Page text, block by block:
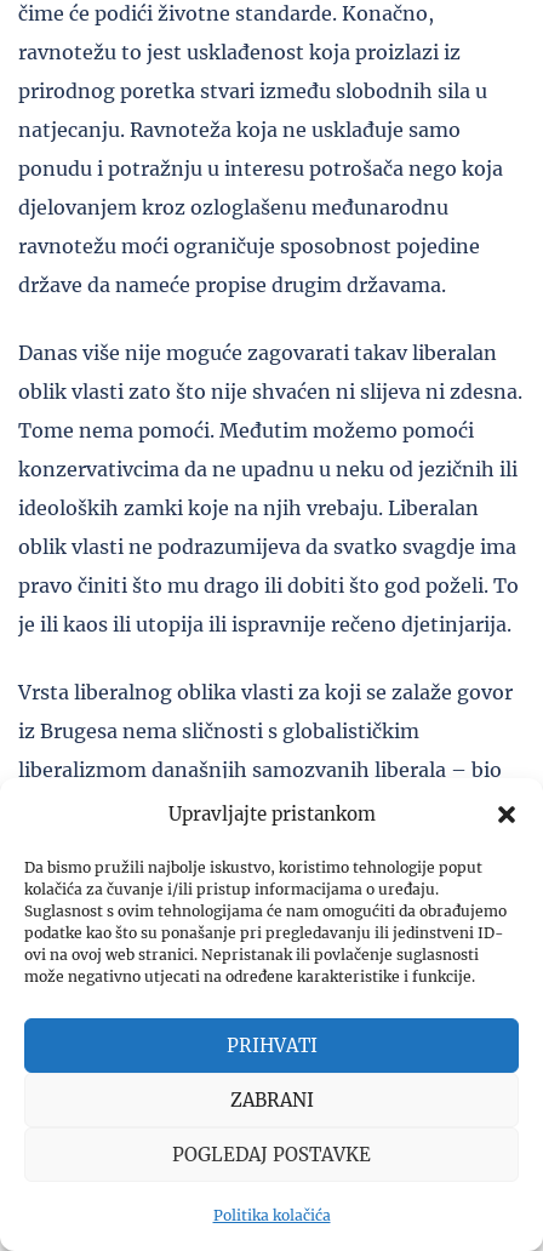
Upravljajte pristankom
Da bismo pružili najbolje iskustvo, koristimo tehnologije poput
kolačića za čuvanje i/ili pristup informacijama o uređaju.
Suglasnost s ovim tehnologijama će nam omogućiti da obrađujemo
podatke kao što su ponašanje pri pregledavanju ili jedinstveni ID-
ovi na ovoj web stranici. Nepristanak ili povlačenje suglasnosti
može negativno utjecati na određene karakteristike i funkcije.
PRIHVATI
ZABRANI
POGLEDAJ POSTAVKE
Politika kolačića
čime će podići životne standarde. Konačno,
ravnotežu to jest usklađenost koja proizlazi iz
prirodnog poretka stvari između slobodnih sila u
natjecanju. Ravnoteža koja ne usklađuje samo
ponudu i potražnju u interesu potrošača nego koja
djelovanjem kroz ozloglašenu međunarodnu
ravnotežu moći ograničuje sposobnost pojedine
države da nameće propise drugim državama.
Danas više nije moguće zagovarati takav liberalan
oblik vlasti zato što nije shvaćen ni slijeva ni zdesna.
Tome nema pomoći. Međutim možemo pomoći
konzervativcima da ne upadnu u neku od jezičnih ili
ideoloških zamki koje na njih vrebaju. Liberalan
oblik vlasti ne podrazumijeva da svatko svagdje ima
pravo činiti što mu drago ili dobiti što god poželi. To
je ili kaos ili utopija ili ispravnije rečeno djetinjarija.
Vrsta liberalnog oblika vlasti za koji se zalaže govor
iz Brugesa nema sličnosti s globalističkim
liberalizmom današnjih samozvanih liberala – bio
posrijedi Obama, Hillary Clinton, Macron ili Soros.
granica te prirodnih i tradicionalnih institucija: nije
utemeljen na radikalnom individualizmu ili
uzdizanju prava pojedinih skupina.
Osim toga, opis ustrojstva Europe zacrtan u govoru
iz Brugesa nije zamišljen kao sveobuhvatan prikaz
političkog i društvenog života. (Ovo je čini se barem
djelomičan odgovor na kritiku liberalne demokracije
profesora Ryszarda Legutka Đavao u demokraciji).